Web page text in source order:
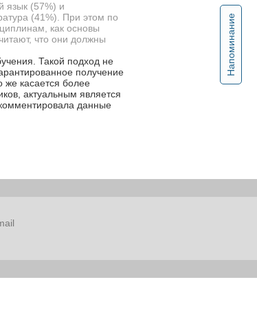
Напоминание
язык (57%) и
(41%). При этом по
как основы
что они должны
Такой подход не
получение
же касается более
актуальным является
данные